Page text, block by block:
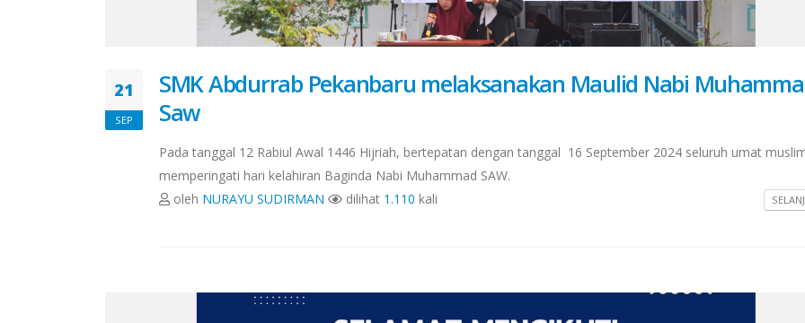
21
SEP
SMK Abdurrab Pekanbaru melaksanakan Maulid Nabi
Saw
Pada tanggal 12 Rabiul Awal 1446 Hijriah, bertepatan dengan tanggal 16 September 2024 seluruh umat
memperingati hari kelahiran Baginda Nabi Muhammad SAW.
oleh NURAYU SUDIRMAN dilihat 1.110 kali